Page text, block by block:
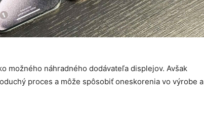
možného náhradného dodávateľa displejov. Avšak
proces a môže spôsobiť oneskorenia vo výrobe a